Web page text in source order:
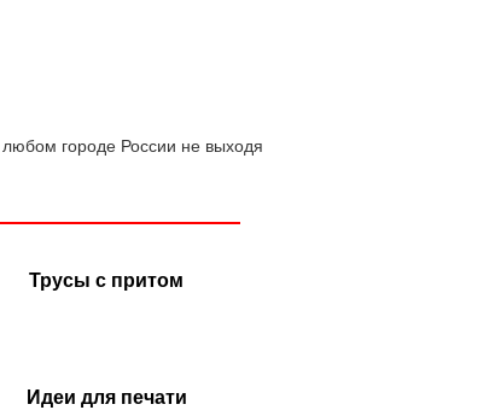
городе России не выходя
Трусы с притом
Идеи для печати